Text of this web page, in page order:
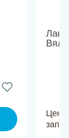
Цена